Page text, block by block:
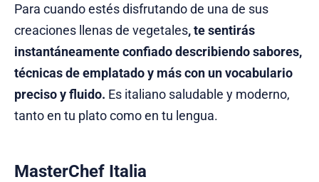
Para cuando estés disfrutando de una de sus
creaciones llenas de vegetales, te sentirás
instantáneamente confiado describiendo sabores,
técnicas de emplatado y más con un vocabulario
preciso y fluido. Es italiano saludable y moderno,
tanto en tu plato como en tu lengua.
MasterChef Italia